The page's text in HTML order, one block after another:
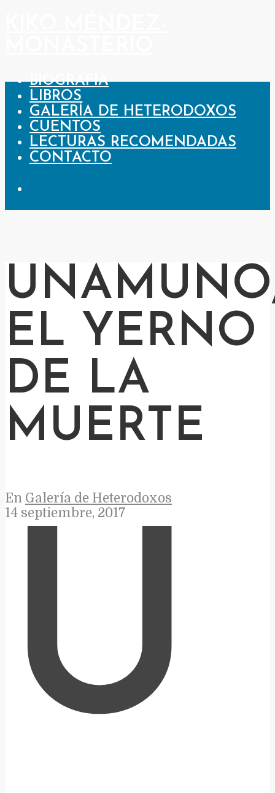
BIOGRAFÍA
LIBROS
GALERÍA DE HETERODOXOS
CUENTOS
LECTURAS RECOMENDADAS
CONTACTO
EL YERNO
DE LA
MUERTE
En Galería de Heterodoxos
14 septiembre, 2017
U